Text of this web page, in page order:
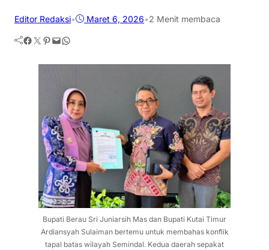
Editor Redaksi• Maret 6, 2026•2 Menit membaca
Facebook Twitter Pinterest Mail WhatsApp
Bupati Berau Sri Juniarsih Mas dan Bupati Kutai Timur
Ardiansyah Sulaiman bertemu untuk membahas konflik
tapal batas wilayah Semindal. Kedua daerah sepakat